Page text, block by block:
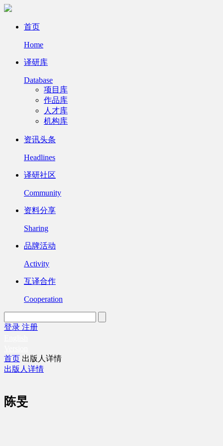
首页
Home
译研库
Database
项目库
作品库
人才库
机构库
资讯头条
Headlines
译研社区
Community
资料分享
Sharing
品牌活动
Activity
互译合作
Cooperation
登录 注册
首页 出版人详情
出版人详情
陈旻